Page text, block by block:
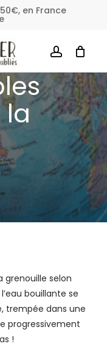
en France
ACCOUNT
panier
la
grenouille selon
bouillante se
trempée dans une
progressivement
!